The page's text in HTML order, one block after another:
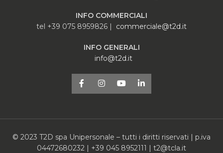
INFO COMMERCIALI
tel +39 075 8959826 | commerciale@t2d.it
INFO GENERALI
info@t2d.it
© 2023 T2D spa Unipersonale – tutti i diritti riservati | p.iva
04472680232 | +39 045 8952111 | t2@tcla.it